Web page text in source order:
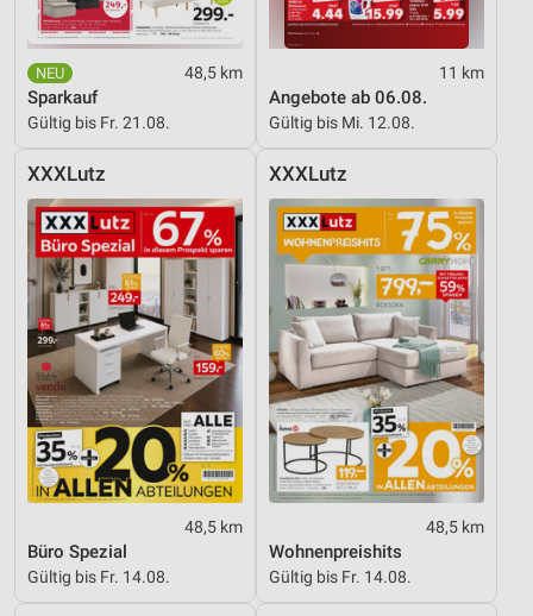
48,5 km
Sparkauf
Gültig bis Fr. 21.08.
11 km
Angebote ab 06.08.
Gültig bis Mi. 12.08.
XXXLutz
48,5 km
Büro Spezial
Gültig bis Fr. 14.08.
XXXLutz
48,5 km
Wohnenpreishits
Gültig bis Fr. 14.08.